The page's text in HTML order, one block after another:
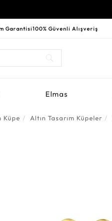
Garantisi100% Güvenli Alışveriş
Elmas
Küpe Altın Tasarım Küpeler